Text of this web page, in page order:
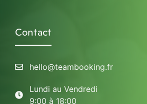
Contact
hello@teambooking.fr
Lundi au Vendredi
9:00 à 18:00